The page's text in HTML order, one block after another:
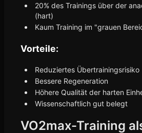
20% des Trainings über der
(hart)
Kaum Training im "grauen
Vorteile:
Reduziertes Übertrainingsrisiko
Bessere Regeneration
Höhere Qualität der harten
Wissenschaftlich gut belegt
VO2max-Training